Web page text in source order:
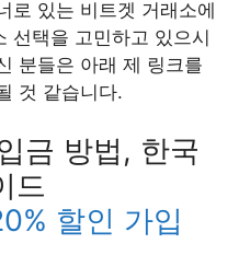
로 있는 비트겟 거래소에
선택을 고민하고 있으시
분들은 아래 제 링크를
것 같습니다.
금 방법, 한국
드
할인 가입